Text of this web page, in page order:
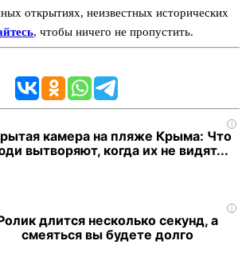
открытиях, неизвестных исторических
, чтобы ничего не пропустить.
i
камера на пляже Крыма: Что
вытворяют, когда их не видят...
i
длится несколько секунд, а
смеяться вы будете долго